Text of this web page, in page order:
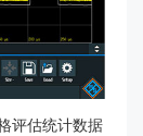
评估统计数据